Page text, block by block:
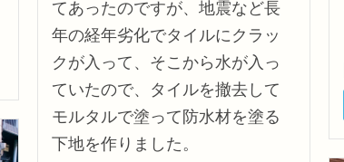
てあったのですが、地震など長
年の経年劣化でタイルにクラッ
クが入って、そこから水が入っ
ていたので、タイルを撤去して
モルタルで塗って防水材を塗る
下地を作りました。